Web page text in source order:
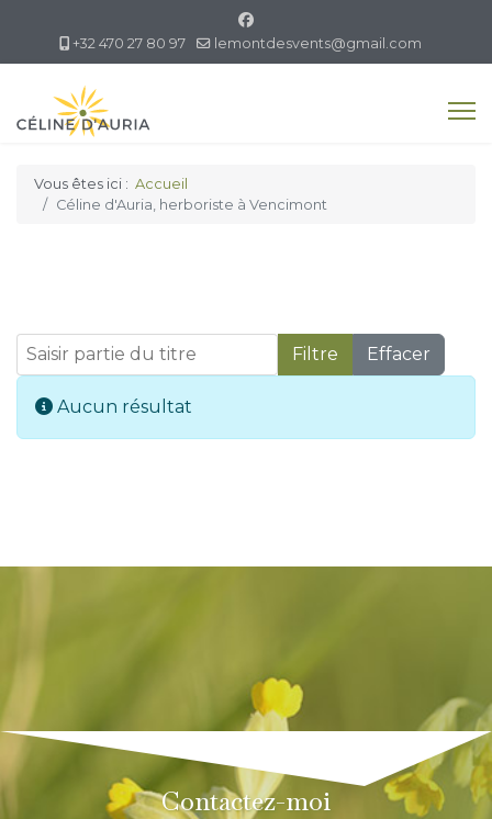
+32 470 27 80 97 lemontdesvents@gmail.com
Vous êtes ici : Accueil
Céline d'Auria, herboriste à Vencimont
Saisir partie du titre Filtre
Effacer
Info
Aucun résultat
Contactez-moi